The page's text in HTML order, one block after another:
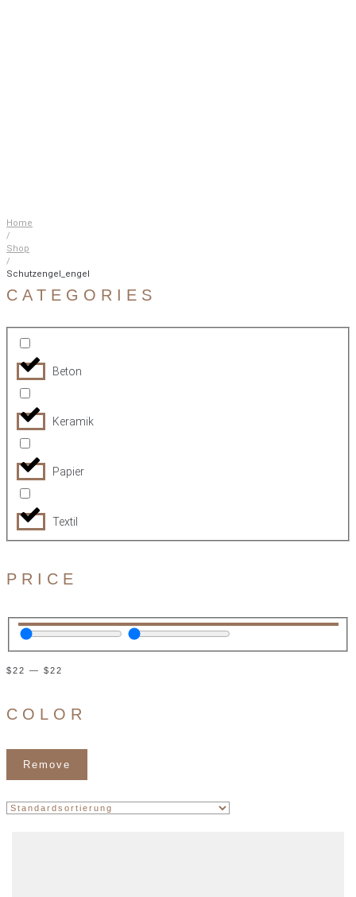
Home
/
Shop
/
Schutzengel_engel
CATEGORIES
Beton
Keramik
Papier
Textil
PRICE
$22 — $22
COLOR
Remove